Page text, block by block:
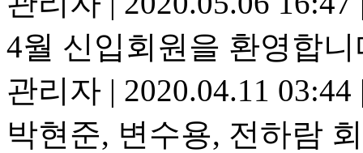
4월 신입회원을 환영합니
관리자 | 2020.04.11 03:44
박현준, 변수용, 전하람